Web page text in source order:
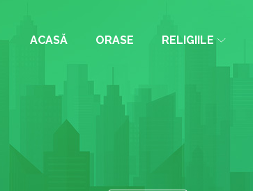
ACASĂ ORASE RELIGIILE